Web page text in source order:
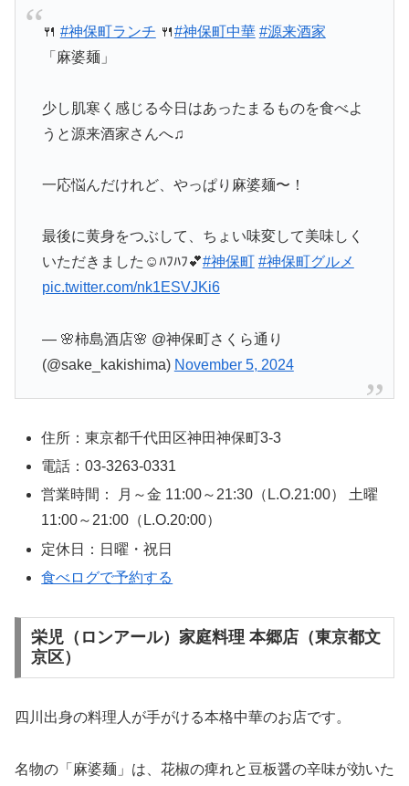
🍴 #神保町ランチ 🍴#神保町中華 #源来酒家
「麻婆麺」
少し肌寒く感じる今日はあったまるものを食べよ
うと源来酒家さんへ♫
一応悩んだけれど、やっぱり麻婆麺〜！
最後に黄身をつぶして、ちょい味変して美味しく
いただきました☺️ﾊﾌﾊﾌ💕#神保町 #神保町グルメ
pic.twitter.com/nk1ESVJKi6
— 🌸柿島酒店🌸 @神保町さくら通り
(@sake_kakishima) November 5, 2024
住所：東京都千代田区神田神保町3-3
電話：03-3263-0331
営業時間： 月～金 11:00～21:30（L.O.21:00） 土曜
11:00～21:00（L.O.20:00）
定休日：日曜・祝日
食べログで予約する
栄児（ロンアール）家庭料理 本郷店（東京都文
京区）
四川出身の料理人が手がける本格中華のお店です。
名物の「麻婆麺」は、花椒の痺れと豆板醤の辛味が効いた